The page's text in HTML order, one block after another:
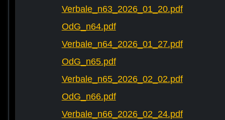
Verbale_n63_2026_01_20.pdf
OdG_n64.pdf
Verbale_n64_2026_01_27.pdf
OdG_n65.pdf
Verbale_n65_2026_02_02.pdf
OdG_n66.pdf
Verbale_n66_2026_02_24.pdf